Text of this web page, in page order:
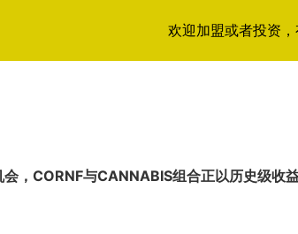
，CORNF与CANNABIS组合正以历史级收
欢迎加盟或者投资